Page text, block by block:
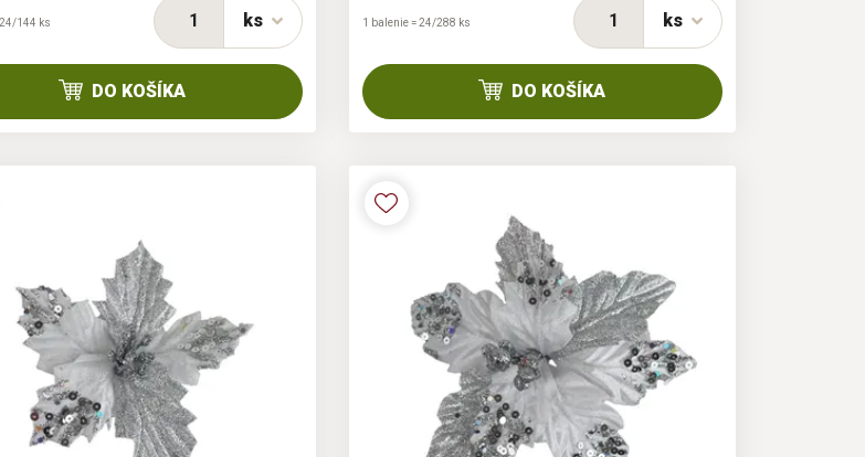
ks
144 ks
DO KOŠÍKA
ks
1 balenie = 24/288 ks
DO KOŠÍKA